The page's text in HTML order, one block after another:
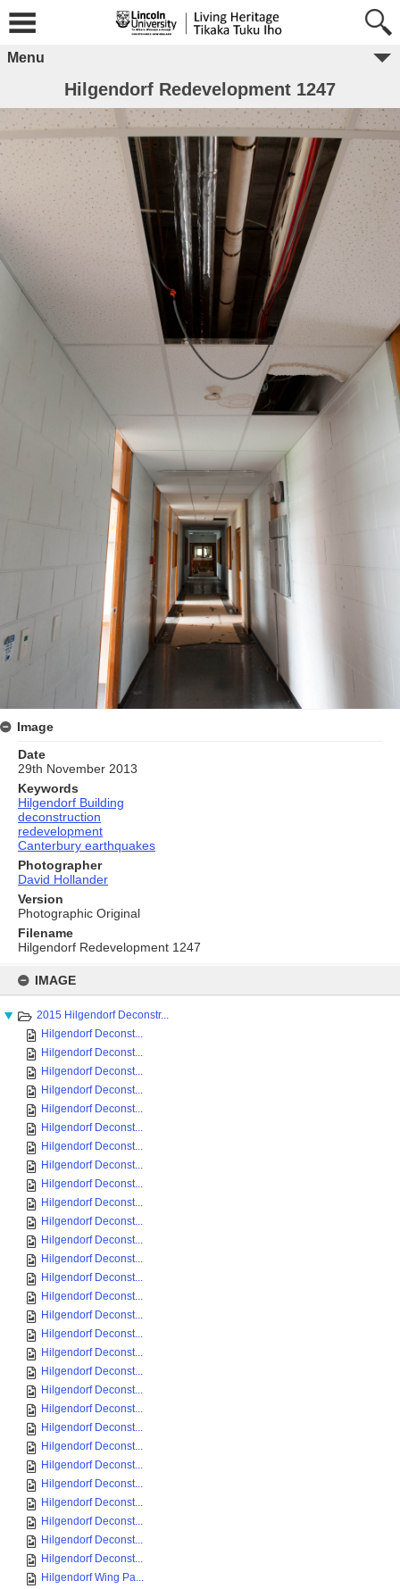
content
IMAGE
2015 Hilgendorf Deconstr...
Hilgendorf Deconst...
Hilgendorf Deconst...
Hilgendorf Deconst...
Hilgendorf Deconst...
Hilgendorf Deconst...
Hilgendorf Deconst...
Hilgendorf Deconst...
Hilgendorf Deconst...
Hilgendorf Deconst...
Hilgendorf Deconst...
Hilgendorf Deconst...
Hilgendorf Deconst...
Hilgendorf Deconst...
Hilgendorf Deconst...
Hilgendorf Deconst...
Hilgendorf Deconst...
Hilgendorf Deconst...
Hilgendorf Deconst...
Hilgendorf Deconst...
Hilgendorf Deconst...
Hilgendorf Deconst...
Hilgendorf Deconst...
Hilgendorf Deconst...
Hilgendorf Deconst...
Hilgendorf Deconst...
Hilgendorf Deconst...
Hilgendorf Deconst...
Hilgendorf Deconst...
Hilgendorf Deconst...
Hilgendorf Wing Pa...
Menu
Hilgendorf Redevelopment 1247
Image
Date
29th November 2013
Keywords
Hilgendorf Building
deconstruction
redevelopment
Canterbury earthquakes
Photographer
David Hollander
Version
Photographic Original
Filename
Hilgendorf Redevelopment 1247